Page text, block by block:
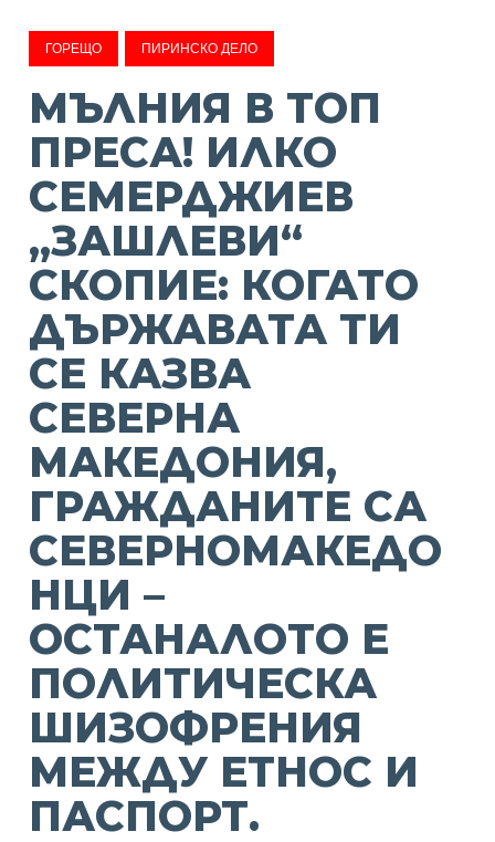
ГОРЕЩО ПИРИНСКО ДЕЛО
МЪЛНИЯ В ТОП
ПРЕСА! ИЛКО
СЕМЕРДЖИЕВ
„ЗАШЛЕВИ“
СКОПИЕ: КОГАТО
ДЪРЖАВАТА ТИ
СЕ КАЗВА
СЕВЕРНА
МАКЕДОНИЯ,
ГРАЖДАНИТЕ СА
СЕВЕРНОМАКЕДО
НЦИ –
ОСТАНАЛОТО Е
ПОЛИТИЧЕСКА
ШИЗОФРЕНИЯ
МЕЖДУ ЕТНОС И
ПАСПОРТ.